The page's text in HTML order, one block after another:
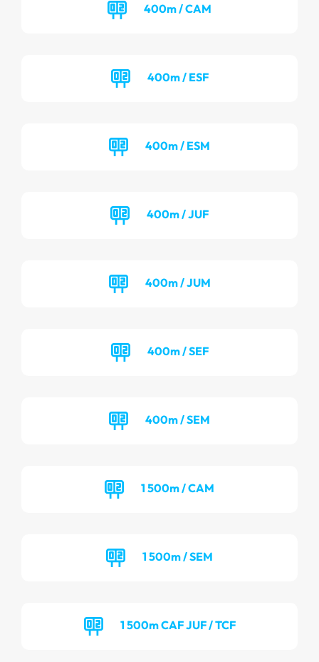
400m / CAM
400m / ESF
400m / ESM
400m / JUF
400m / JUM
400m / SEF
400m / SEM
1 500m / CAM
1 500m / SEM
1 500m CAF JUF / TCF